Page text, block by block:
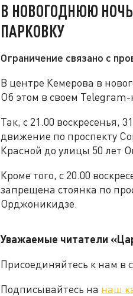
В НОВОГОДНЮЮ
ПАРКОВКУ
Ограничение связано с
В центре Кемерова в
Об этом в своем
Так, с 21.00 воскресенья,
движение по проспекту
Красной до улицы 50 лет
Кроме того, с 20.00
запрещена стоянка по
Орджоникидзе.
Уважаемые читатели
Присоединяйтесь к нам в
Подписывайтесь на наш